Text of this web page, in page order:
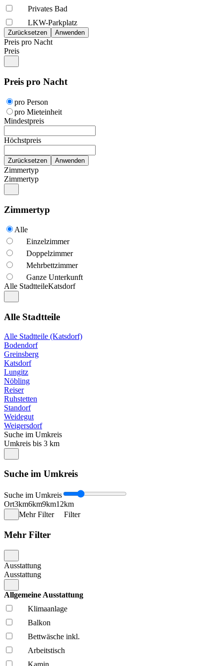
Privates Bad
LKW-Parkplatz
Preis pro Nacht
Preis
Preis pro Nacht
pro Person
pro Mieteinheit
Mindestpreis
Höchstpreis
Zimmertyp
Zimmertyp
Zimmertyp
Alle
Einzelzimmer
Doppelzimmer
Mehrbettzimmer
Ganze Unterkunft
Alle StadtteileKatsdorf
Alle Stadtteile
Alle Stadtteile (Katsdorf)
Bodendorf
Greinsberg
Katsdorf
Lungitz
Nöbling
Reiser
Ruhstetten
Standorf
Weidegut
Weigersdorf
Suche im Umkreis
Umkreis bis 3 km
Suche im Umkreis
Suche im Umkreis
Ort3km6km9km12km
Mehr Filter
Filter
Mehr Filter
Ausstattung
Ausstattung
Allgemeine Ausstattung
Klima­anlage
Balkon
Bettwäsche inkl.
Arbeitstisch
Kamin